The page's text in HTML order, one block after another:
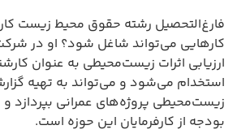
فارغ‌التحصیل رشته حقوق محیط زیست
کارهایی می‌تواند شاغل شود؟ او در
ارزیابی اثرات زیست‌محیطی به عنوان
استخدام می‌شود و می‌تواند به تهیه
زیست‌محیطی پروژه‌های عمرانی بپردازد و
بودجه از کارفرمایان این حوزه است.